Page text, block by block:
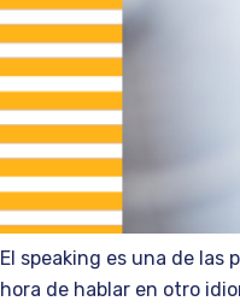
El speaking es una de las
hora de hablar en otro